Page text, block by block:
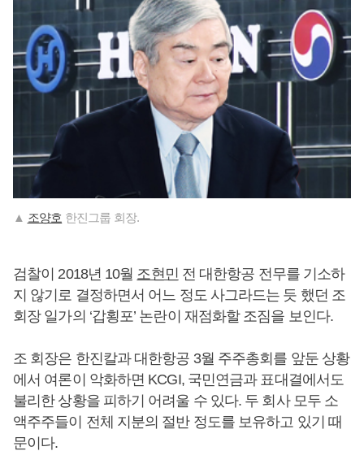
▲ 조양호 한진그룹 회장.
검찰이 2018년 10월 조현민 전 대한항공 전무를 기소하
지 않기로 결정하면서 어느 정도 사그라드는 듯 했던 조
회장 일가의 ‘갑횡포’ 논란이 재점화할 조짐을 보인다.
조 회장은 한진칼과 대한항공 3월 주주총회를 앞둔 상황
에서 여론이 악화하면 KCGI, 국민연금과 표대결에서도
불리한 상황을 피하기 어려울 수 있다. 두 회사 모두 소
액주주들이 전체 지분의 절반 정도를 보유하고 있기 때
문이다.